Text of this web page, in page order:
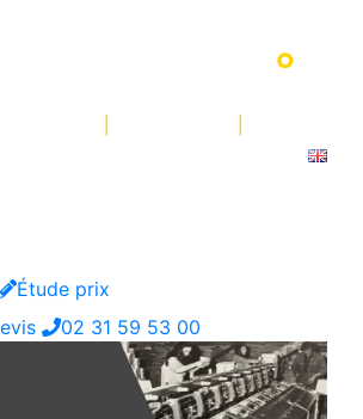
Étude prix
02 31 59 53 00